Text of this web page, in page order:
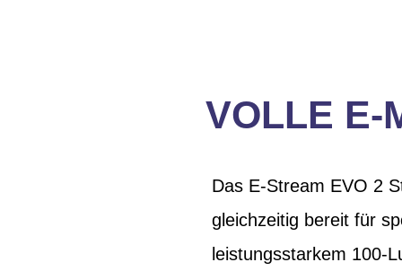
VOLLE E-
Das E-Stream EVO 2
gleichzeitig bereit für
leistungsstarkem 100-